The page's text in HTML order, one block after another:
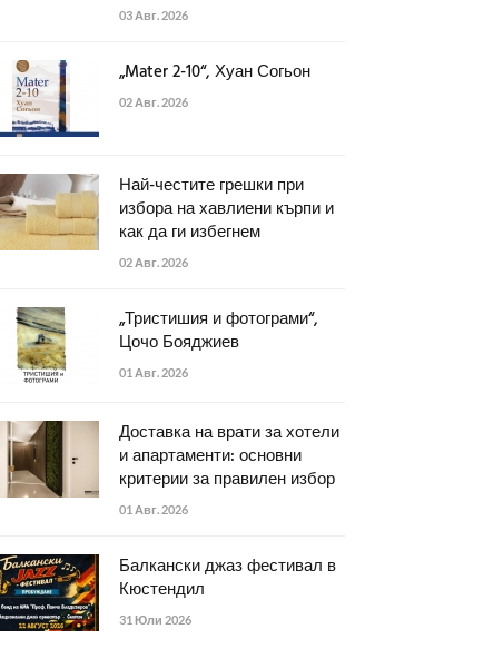
03 Авг. 2026
„Mater 2-10“, Хуан Согьон
02 Авг. 2026
Най-честите грешки при
избора на хавлиени кърпи и
как да ги избегнем
02 Авг. 2026
„Тристишия и фотограми“,
Цочо Бояджиев
01 Авг. 2026
Доставка на врати за хотели
и апартаменти: основни
критерии за правилен избор
01 Авг. 2026
Балкански джаз фестивал в
Кюстендил
31 Юли 2026